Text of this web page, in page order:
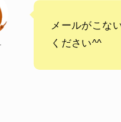
メールがこな
ください^^